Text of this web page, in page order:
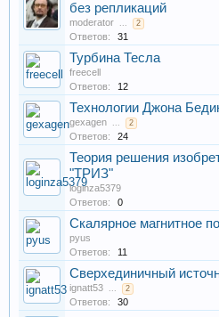
без репликаций
moderator ... 2
Ответов: 31
Турбина Тесла
freecell
Ответов:
12
Технологии Джона
gexagen ... 2
Ответов: 24
Теория решения
"ТРИЗ"
loginza5379
Ответов:
0
Скалярное магнитное
pyus
Ответов:
11
Сверхединичный
ignatt53 ... 2
Ответов: 30